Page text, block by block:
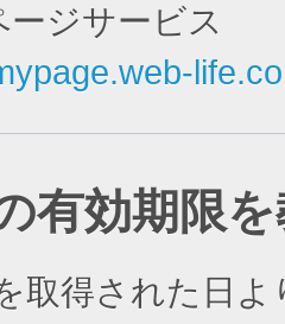
ジサービス
有効期限
取得された日